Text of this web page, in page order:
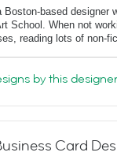
Boston-based designer
School. When not
reading lots of non-
by this designer
Card